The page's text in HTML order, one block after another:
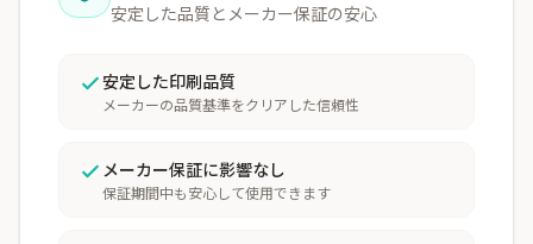
安定した品質とメーカー保証の安心
安定した印刷品質
メーカーの品質基準をクリアした信頼性
メーカー保証に影響なし
保証期間中も安心して使用できます